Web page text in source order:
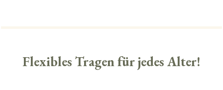
Flexibles Tragen für jedes Alter!